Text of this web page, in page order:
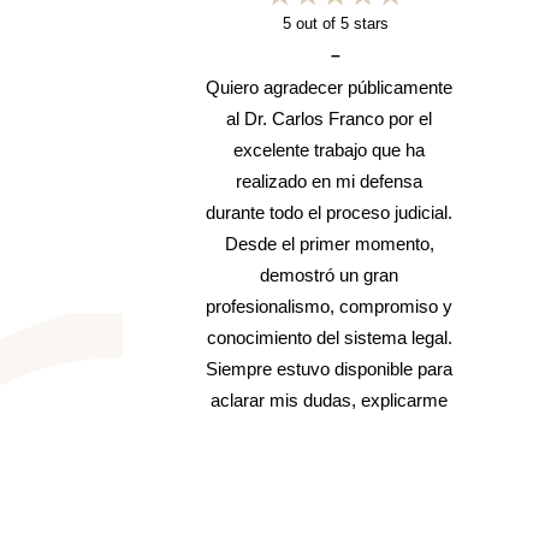
5out of 5 stars
–
Quiero agradecer públicamente
al Dr. Carlos Franco por el
excelente trabajo que ha
realizado en mi defensa
durante todo el proceso judicial.
Desde el primer momento,
demostró un gran
profesionalismo, compromiso y
conocimiento del sistema legal.
Siempre estuvo disponible para
aclarar mis dudas, explicarme
organizadora de
Escritório
programa de
para…
Universidade Internacional de